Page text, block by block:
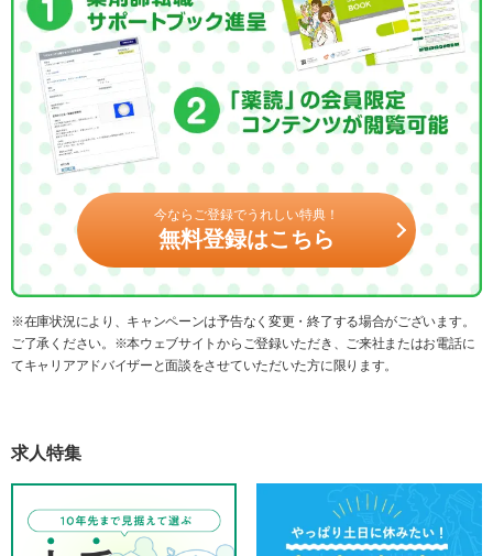
今ならご登録でうれしい特典！
無料登録はこちら
※在庫状況により、キャンペーンは予告なく変更・終了する場合がございます。
ご了承ください。※本ウェブサイトからご登録いただき、ご来社またはお電話に
てキャリアアドバイザーと面談をさせていただいた方に限ります。
求人特集